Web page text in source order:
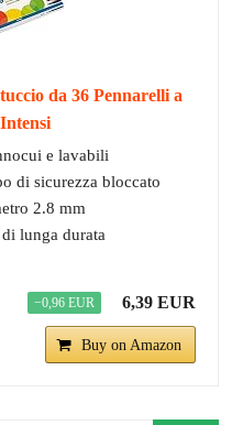
da 36 Pennarelli a
e lavabili
di sicurezza bloccato
2.8 mm
lunga durata
−0,96 EUR 6,39 EUR
Buy on Amazon